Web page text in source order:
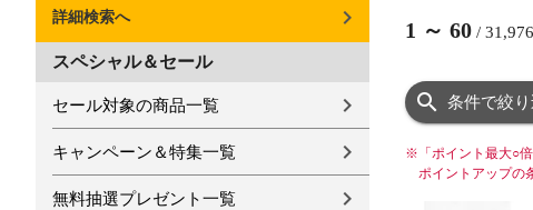
詳細検索へ
スペシャル＆セール
セール対象の商品一覧
キャンペーン＆特集一覧
無料抽選プレゼント一覧
1 ～ 60 / 31,976
条件で絞
※ 「ポイント最大○
ポイントアップの